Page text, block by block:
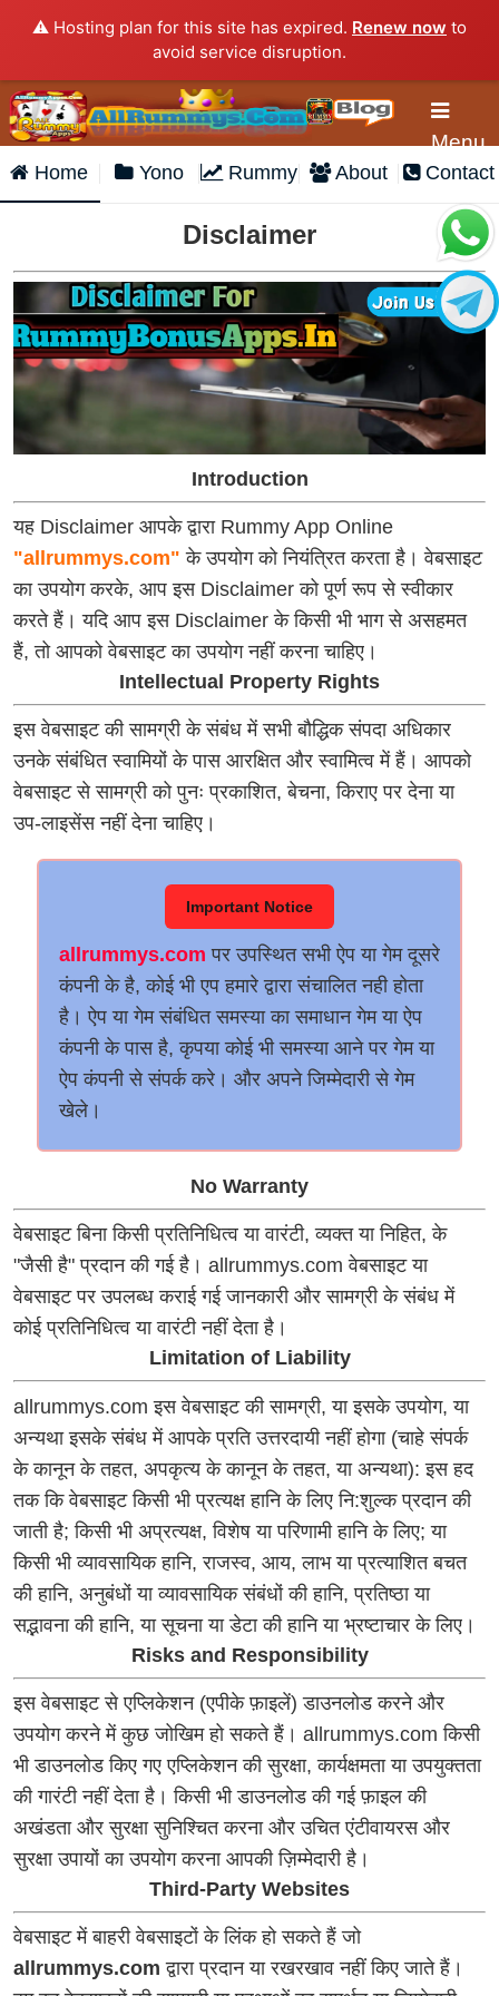
⚠️ Hosting plan for this site has expired. Renew now to
avoid service disruption.
Menu
Home Yono Rummy About Contact
Disclaimer
Introduction
यह Disclaimer आपके द्वारा Rummy App Online
"allrummys.com" के उपयोग को नियंत्रित करता है। वेबसाइट
का उपयोग करके, आप इस Disclaimer को पूर्ण रूप से स्वीकार
करते हैं। यदि आप इस Disclaimer के किसी भी भाग से असहमत
हैं, तो आपको वेबसाइट का उपयोग नहीं करना चाहिए।
Intellectual Property Rights
इस वेबसाइट की सामग्री के संबंध में सभी बौद्धिक संपदा अधिकार
उनके संबंधित स्वामियों के पास आरक्षित और स्वामित्व में हैं। आपको
वेबसाइट से सामग्री को पुनः प्रकाशित, बेचना, किराए पर देना या
उप-लाइसेंस नहीं देना चाहिए।
Important Notice
allrummys.com पर उपस्थित सभी ऐप या गेम दूसरे
कंपनी के है, कोई भी एप हमारे द्वारा संचालित नही होता
है। ऐप या गेम संबंधित समस्या का समाधान गेम या ऐप
कंपनी के पास है, कृपया कोई भी समस्या आने पर गेम या
ऐप कंपनी से संपर्क करे। और अपने जिम्मेदारी से गेम
खेले।
No Warranty
वेबसाइट बिना किसी प्रतिनिधित्व या वारंटी, व्यक्त या निहित, के
"जैसी है" प्रदान की गई है। allrummys.com वेबसाइट या
वेबसाइट पर उपलब्ध कराई गई जानकारी और सामग्री के संबंध में
कोई प्रतिनिधित्व या वारंटी नहीं देता है।
Limitation of Liability
allrummys.com इस वेबसाइट की सामग्री, या इसके उपयोग, या
अन्यथा इसके संबंध में आपके प्रति उत्तरदायी नहीं होगा (चाहे संपर्क
के कानून के तहत, अपकृत्य के कानून के तहत, या अन्यथा): इस हद
तक कि वेबसाइट किसी भी प्रत्यक्ष हानि के लिए नि:शुल्क प्रदान की
जाती है; किसी भी अप्रत्यक्ष, विशेष या परिणामी हानि के लिए; या
किसी भी व्यावसायिक हानि, राजस्व, आय, लाभ या प्रत्याशित बचत
की हानि, अनुबंधों या व्यावसायिक संबंधों की हानि, प्रतिष्ठा या
सद्भावना की हानि, या सूचना या डेटा की हानि या भ्रष्टाचार के लिए।
Risks and Responsibility
इस वेबसाइट से एप्लिकेशन (एपीके फ़ाइलें) डाउनलोड करने और
उपयोग करने में कुछ जोखिम हो सकते हैं। allrummys.com किसी
भी डाउनलोड किए गए एप्लिकेशन की सुरक्षा, कार्यक्षमता या उपयुक्तता
की गारंटी नहीं देता है। किसी भी डाउनलोड की गई फ़ाइल की
अखंडता और सुरक्षा सुनिश्चित करना और उचित एंटीवायरस और
सुरक्षा उपायों का उपयोग करना आपकी ज़िम्मेदारी है।
Third-Party Websites
वेबसाइट में बाहरी वेबसाइटों के लिंक हो सकते हैं जो
allrummys.com द्वारा प्रदान या रखरखाव नहीं किए जाते हैं।